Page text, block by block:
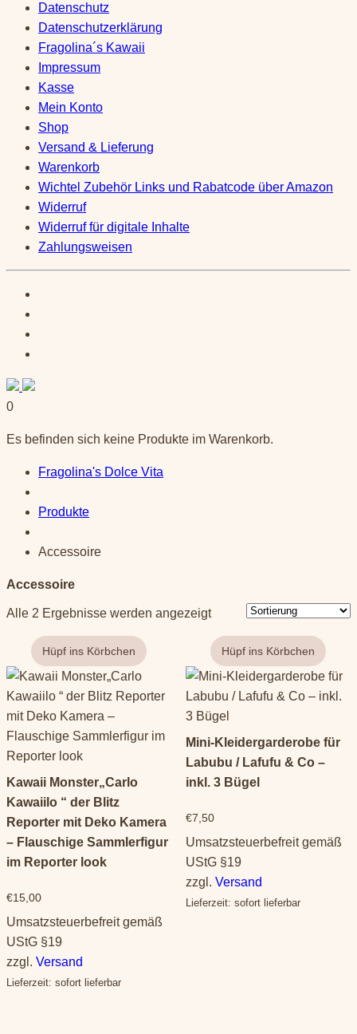
Datenschutz
Datenschutzerklärung
Fragolina´s Kawaii
Impressum
Kasse
Mein Konto
Shop
Versand & Lieferung
Warenkorb
Wichtel Zubehör Links und Rabatcode über Amazon
Widerruf
Widerruf für digitale Inhalte
Zahlungsweisen
0
Es befinden sich keine Produkte im Warenkorb.
Fragolina's Dolce Vita
Produkte
Accessoire
Accessoire
Alle 2 Ergebnisse werden angezeigt
Kawaii Monster„Carlo
Kawaiilo “ der Blitz
Reporter mit Deko Kamera
– Flauschige Sammlerfigur
im Reporter look
€15,00
Umsatzsteuerbefreit gemäß
UStG §19
zzgl. Versand
Lieferzeit: sofort lieferbar
Mini-Kleidergarderobe für
Labubu / Lafufu & Co –
inkl. 3 Bügel
€7,50
Umsatzsteuerbefreit gemäß
UStG §19
zzgl. Versand
Lieferzeit: sofort lieferbar